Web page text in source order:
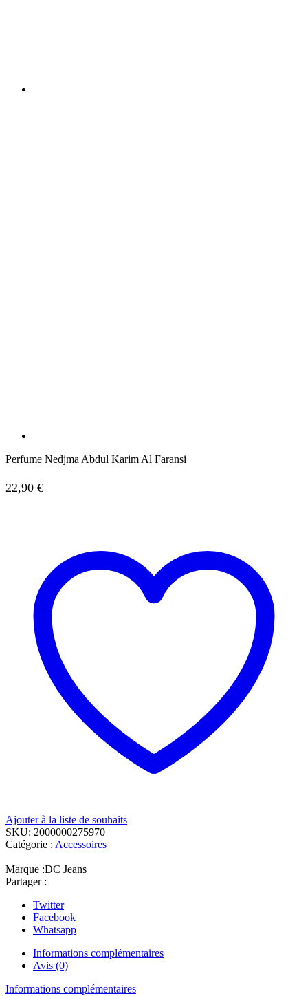
Perfume Nedjma Abdul Karim Al Faransi
22,90 €
Ajouter à la liste de souhaits
SKU: 2000000275970
Catégorie : Accessoires
Marque :DC Jeans
Partager :
Twitter
Facebook
Whatsapp
Informations complémentaires
Avis (0)
Informations complémentaires